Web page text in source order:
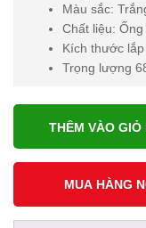
Màu sắc:
Chất liệu:
Kích thước
Trọng lượng
THÊM VÀO GIỎ